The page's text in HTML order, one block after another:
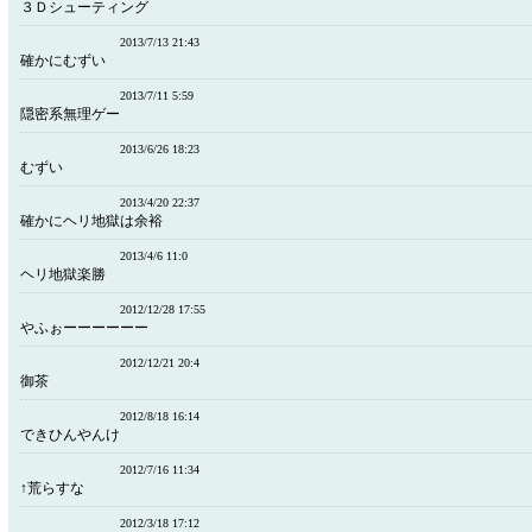
３Ｄシューティング
2013/7/13 21:43
確かにむずい
2013/7/11 5:59
隠密系無理ゲー
2013/6/26 18:23
むずい
2013/4/20 22:37
確かにヘリ地獄は余裕
2013/4/6 11:0
ヘリ地獄楽勝
2012/12/28 17:55
やふぉーーーーーー
2012/12/21 20:4
御茶
2012/8/18 16:14
できひんやんけ
2012/7/16 11:34
↑荒らすな
2012/3/18 17:12